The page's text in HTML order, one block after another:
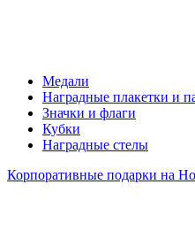
Медали
Наградные плакетки и
Значки и флаги
Кубки
Наградные стелы
Корпоративные подарки на